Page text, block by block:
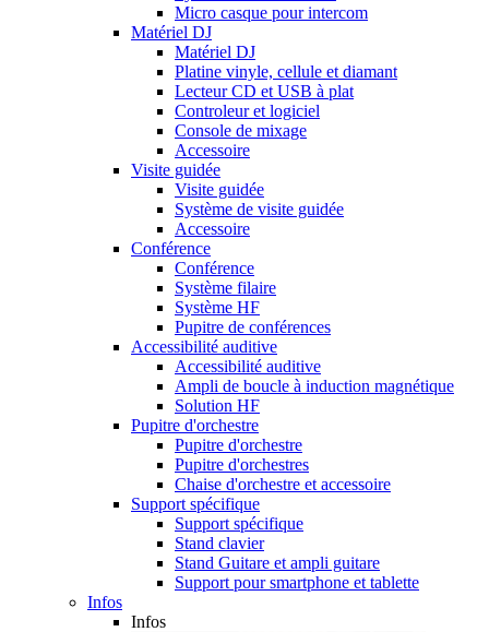
Micro casque pour intercom
Matériel DJ
Matériel DJ
Platine vinyle, cellule et diamant
Lecteur CD et USB à plat
Controleur et logiciel
Console de mixage
Accessoire
Visite guidée
Visite guidée
Système de visite guidée
Accessoire
Conférence
Conférence
Système filaire
Système HF
Pupitre de conférences
Accessibilité auditive
Accessibilité auditive
Ampli de boucle à induction magnétique
Solution HF
Pupitre d'orchestre
Pupitre d'orchestre
Pupitre d'orchestres
Chaise d'orchestre et accessoire
Support spécifique
Support spécifique
Stand clavier
Stand Guitare et ampli guitare
Support pour smartphone et tablette
Infos
Infos